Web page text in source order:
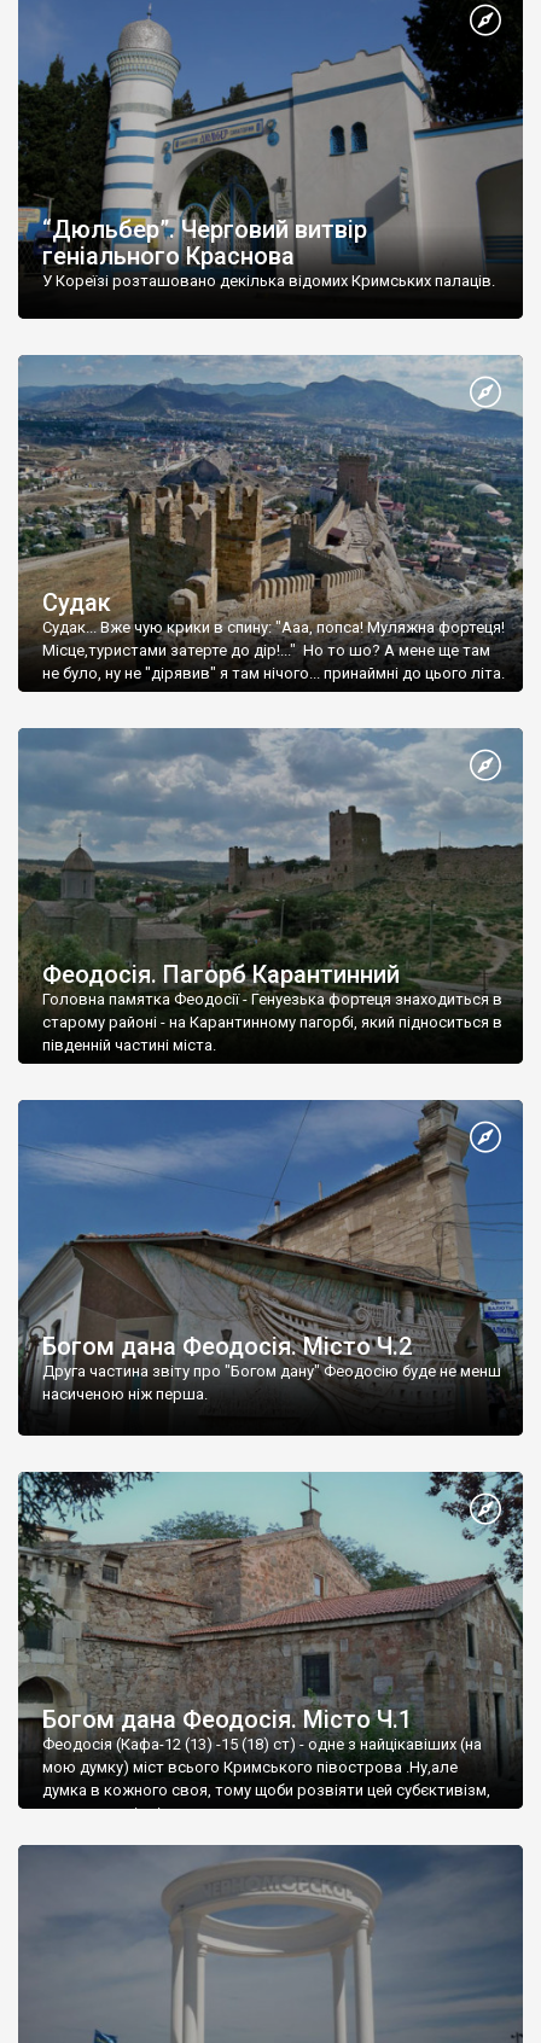
“Дюльбер”. Черговий витвір
геніального Краснова
У Кореїзі розташовано декілька відомих Кримських палаців.
Судак
Судак... Вже чую крики в спину: "Ааа, попса! Муляжна фортеця!
Місце,туристами затерте до дір!..." Но то шо? А мене ще там
не було, ну не "дірявив" я там нічого... принаймні до цього літа.
Феодосія. Пагорб Карантинний
Головна памятка Феодосії - Генуезька фортеця знаходиться в
старому районі - на Карантинному пагорбі, який підноситься в
південній частині міста.
Богом дана Феодосія. Місто Ч.2
Друга частина звіту про "Богом дану" Феодосію буде не менш
насиченою ніж перша.
Богом дана Феодосія. Місто Ч.1
Феодосія (Кафа-12 (13) -15 (18) ст) - одне з найцікавіших (на
мою думку) міст всього Кримського півострова .Ну,але
думка в кожного своя, тому щоби розвіяти цей субєктивізм,
запрошую відвідати це